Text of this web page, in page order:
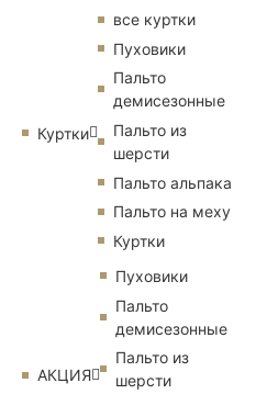
Куртки
все куртки
Пуховики
Пальто
демисезонные
Пальто из
шерсти
Пальто альпака
Пальто на меху
Куртки
АКЦИЯ
Пуховики
Пальто
демисезонные
Пальто из
шерсти